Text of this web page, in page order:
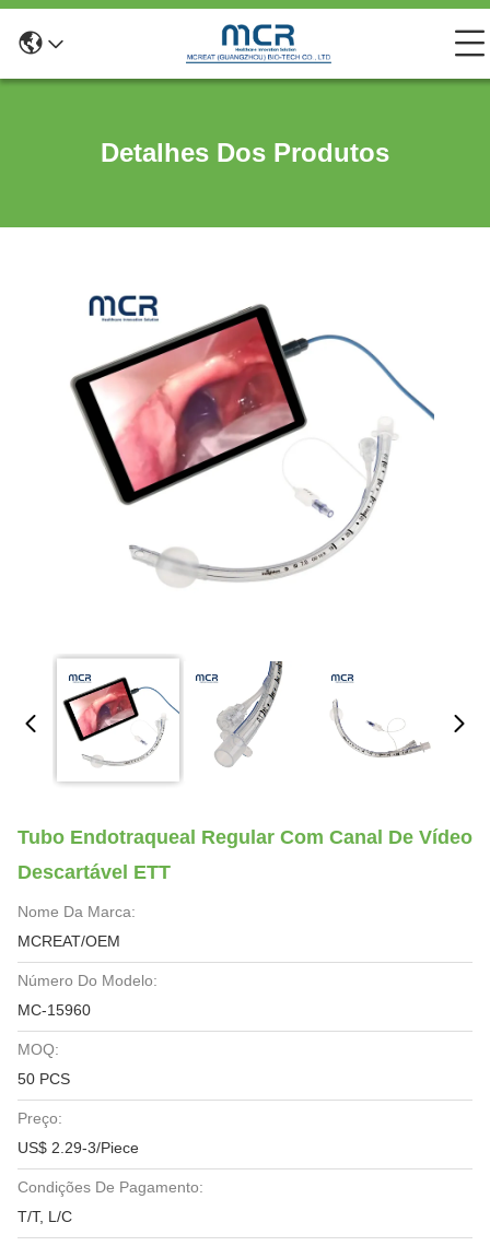
Detalhes Dos Produtos
Tubo Endotraqueal Regular Com Canal De Vídeo
Descartável ETT
Nome Da Marca:
MCREAT/OEM
Número Do Modelo:
MC-15960
MOQ:
50 PCS
Preço:
US$ 2.29-3/Piece
Condições De Pagamento:
T/T, L/C